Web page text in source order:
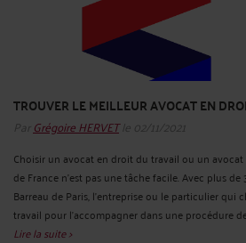
TROUVER LE MEILLEUR AVOCAT EN
Par Grégoire HERVETle 02/11/2021
Choisir un avocat en droit du travail ou un
de France n'est pas une tâche facile. Avec plus
Barreau de Paris, l'entreprise ou le particulier qui
travail pour l'accompagner dans une procédure
Lire la suite >